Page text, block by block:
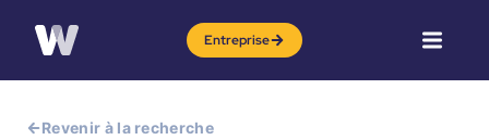
Entreprise
Revenir à la recherche